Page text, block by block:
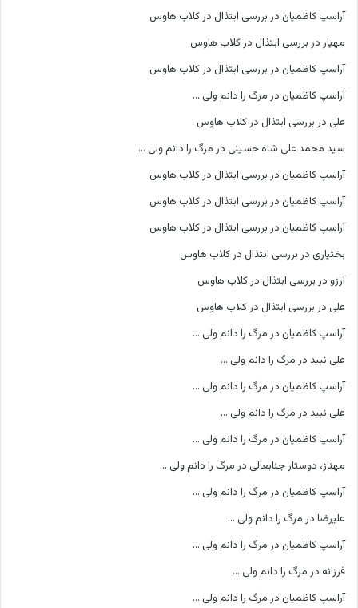
آراسپ کاظمیان در بررسی ابتذال در کلاب هاوس
مهیار در بررسی ابتذال در کلاب هاوس
آراسپ کاظمیان در بررسی ابتذال در کلاب هاوس
آراسپ کاظمیان در مرگ را دانم ولی …
علی در بررسی ابتذال در کلاب هاوس
سید محمد علی شاه حسینی در مرگ را دانم ولی …
آراسپ کاظمیان در بررسی ابتذال در کلاب هاوس
آراسپ کاظمیان در بررسی ابتذال در کلاب هاوس
آراسپ کاظمیان در بررسی ابتذال در کلاب هاوس
بختیاری در بررسی ابتذال در کلاب هاوس
آرزو در بررسی ابتذال در کلاب هاوس
علی در بررسی ابتذال در کلاب هاوس
آراسپ کاظمیان در مرگ را دانم ولی …
علی نبید در مرگ را دانم ولی …
آراسپ کاظمیان در مرگ را دانم ولی …
علی نبید در مرگ را دانم ولی …
آراسپ کاظمیان در مرگ را دانم ولی …
مهناز، دوستار جنابعالی در مرگ را دانم ولی …
آراسپ کاظمیان در مرگ را دانم ولی …
علیرضا در مرگ را دانم ولی …
آراسپ کاظمیان در مرگ را دانم ولی …
فرزانه در مرگ را دانم ولی …
آراسپ کاظمیان در مرگ را دانم ولی …